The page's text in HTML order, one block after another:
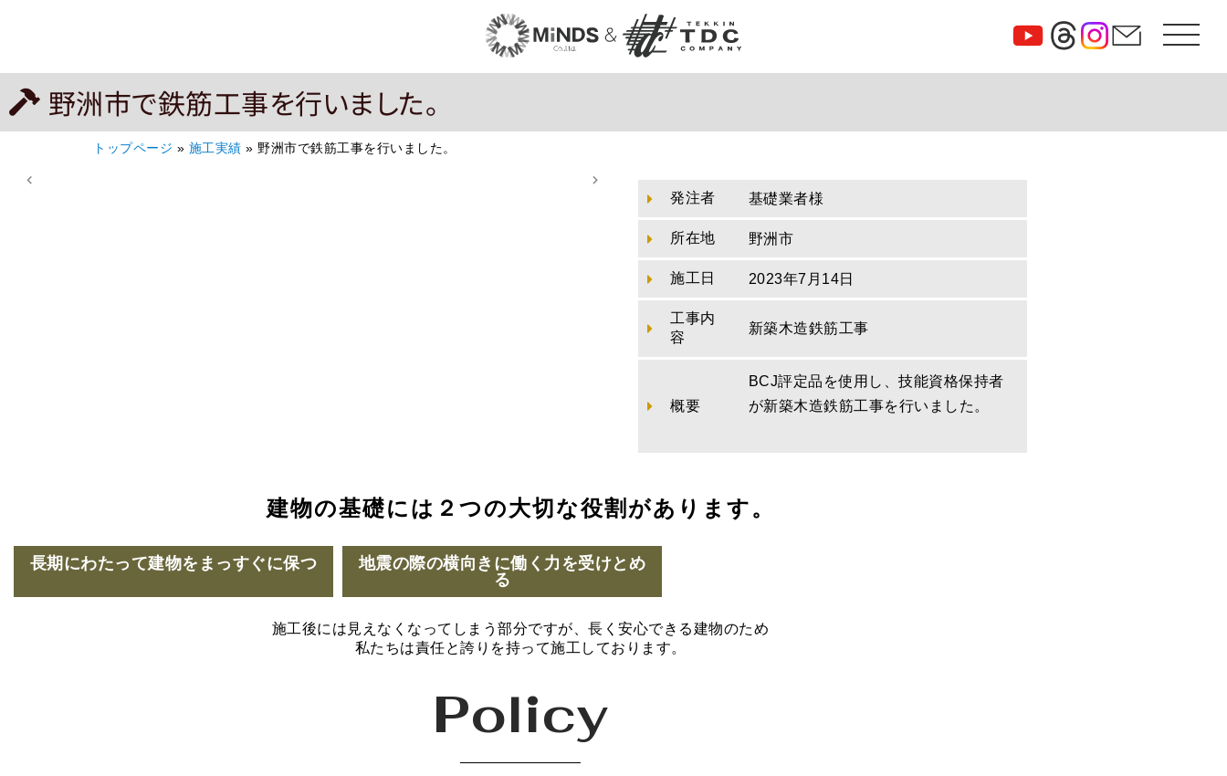
野洲市で鉄筋工事を行いました。
トップページ » 施工実績 » 野洲市で鉄筋工事を行いました。
発注者 基礎業者様
所在地 野洲市
施工日 2023年7月14日
工事内
容
新築木造鉄筋工事
概要
BCJ評定品を使用し、技能資格保持者
が新築木造鉄筋工事を行いました。
建物の基礎には２つの大切な役割があります。
長期にわたって建物をまっすぐに保つ
地震の際の横向きに働く力を受けとめ
る
施工後には見えなくなってしまう部分ですが、長く安心できる建物のため
私たちは責任と誇りを持って施工しております。
Policy